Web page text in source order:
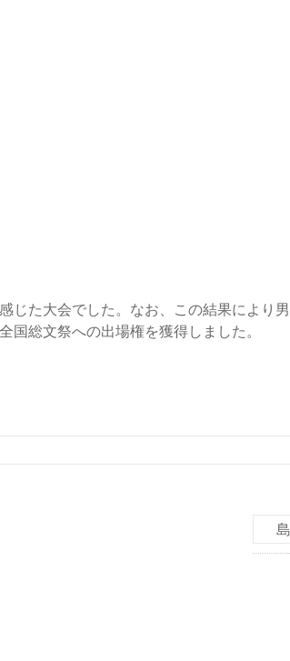
た大会でした。なお、この結果により
国総文祭への出場権を獲得しました。